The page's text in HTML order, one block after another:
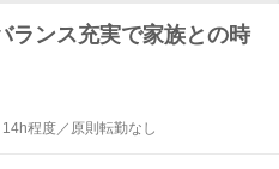
ランス充実で家族との時
程度／原則転勤なし